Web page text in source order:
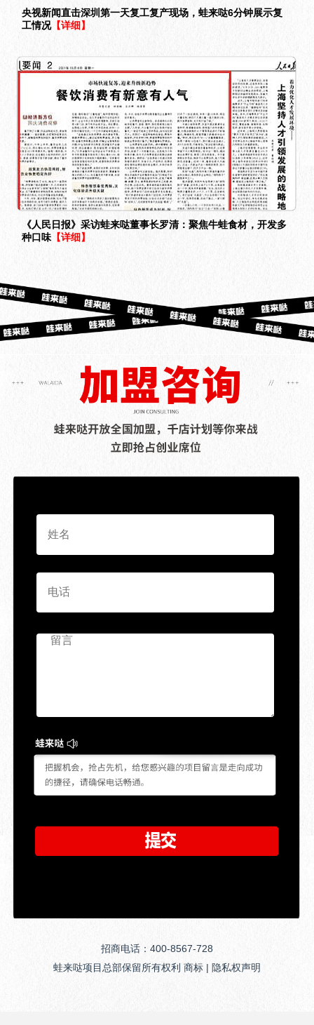
央视新闻直击深圳第一天复工复产现场，蛙来哒6分钟展示复
工情况【详细】
《人民日报》采访蛙来哒董事长罗清：聚焦牛蛙食材，开发多
种口味 【详细】
招商电话：400-8567-728
蛙来哒项目总部保留所有权利 商标 | 隐私权声明